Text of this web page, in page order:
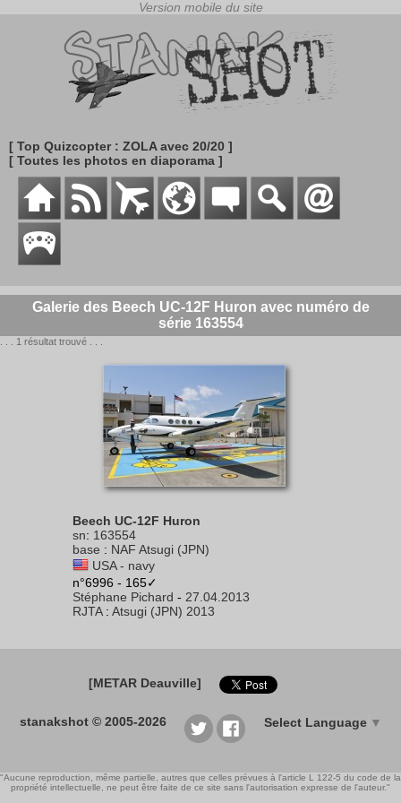
[ Top Quizcopter : ZOLA avec 20/20 ]
[ Toutes les photos en diaporama ]
Galerie des Beech UC-12F Huron avec numéro de
série 163554
. . . 1 résultat trouvé . . .
Beech UC-12F Huron
sn: 163554
base : NAF Atsugi (JPN)
USA - navy
n°6996 - 165✓
Stéphane Pichard - 27.04.2013
RJTA: Atsugi (JPN) 2013
[METAR Deauville]
stanakshot © 2005-2026 Select Language ▼
"Aucune reproduction, même partielle, autres que celles prévues à l'article L 122-5 du code de la
propriété intellectuelle, ne peut être faite de ce site sans l'autorisation expresse de l'auteur."